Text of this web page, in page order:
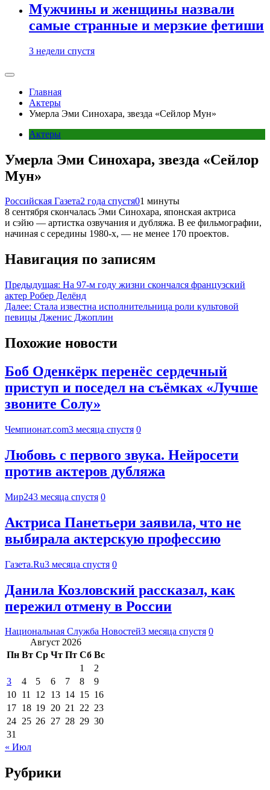
Мужчины и женщины назвали
самые странные и мерзкие фетиши
3 недели спустя
Главная
Актеры
Умерла Эми Синохара, звезда «Сейлор Мун»
Актеры
Умерла Эми Синохара, звезда «Сейлор
Мун»
Российская Газета2 года спустя01 минуты
8 сентября скончалась Эми Синохара, японская актриса
и сэйю — артистка озвучания и дубляжа. В ее фильмографии,
начиная с середины 1980-х, — не менее 170 проектов.
Навигация по записям
Предыдущая: На 97-м году жизни скончался французский
актер Робер Делёнд
Далее: Стала известна исполнительница роли культовой
певицы Дженис Джоплин
Похожие новости
Боб Оденкёрк перенёс сердечный
приступ и поседел на съёмках «Лучше
звоните Солу»
Чемпионат.com3 месяца спустя 0
Любовь с первого звука. Нейросети
против актеров дубляжа
Мир243 месяца спустя 0
Актриса Панетьери заявила, что не
выбирала актерскую профессию
Газета.Ru3 месяца спустя 0
Данила Козловский рассказал, как
пережил отмену в России
Национальная Служба Новостей3 месяца спустя 0
Август 2026
Пн Вт Ср Чт Пт Сб Вс
1
2
3
4 5 6 7 8
9
10 11 12 13 14 15 16
17 18 19 20 21 22 23
24 25 26 27 28 29 30
31
« Июл
Рубрики